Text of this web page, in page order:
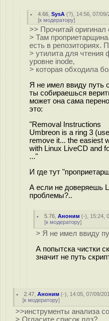
4.66 ,SysA (?), 14:56, 07/09/
[к модератору]
>> Прочитай
> Там
есть в репозиториях.
> утилита для
уровне inode,
> которая обходила
Я не имел ввиду путь
ты собираешься
может она сама
это:
"Removal Instructions
Umbreon is a ring 3
remove it... the easiest
with Linux LiveCD and
..."
И где тут
А если не доверяешь
проблемы?..
5.76 ,Аноним (-), 15:24,
[к модератору]
> Я не имел ввиду
А попытска чистки
значит не путь
2.47 ,Аноним (-), 14:05, 07/09/
[к модератору]
>>инструменты анализа